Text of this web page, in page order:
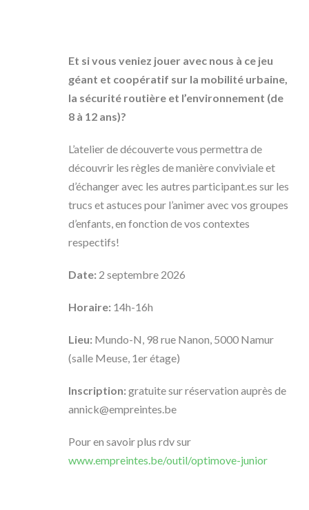
Et si vous veniez jouer avec nous à ce jeu
géant et coopératif sur la mobilité urbaine,
la sécurité routière et l’environnement (de
8 à 12 ans)?
L’atelier de découverte vous permettra de
découvrir les règles de manière conviviale et
d’échanger avec les autres participant.es sur les
trucs et astuces pour l’animer avec vos groupes
d’enfants, en fonction de vos contextes
respectifs!
Date: 2 septembre 2026
Horaire: 14h-16h
Lieu: Mundo-N, 98 rue Nanon, 5000 Namur
(salle Meuse, 1er étage)
Inscription: gratuite sur réservation auprès de
annick@empreintes.be
Pour en savoir plus rdv sur
www.empreintes.be/outil/optimove-junior